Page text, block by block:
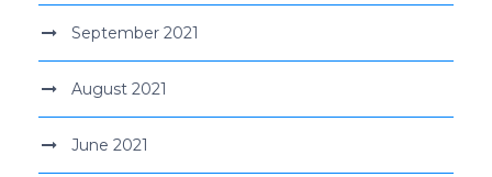
September 2021
August 2021
June 2021